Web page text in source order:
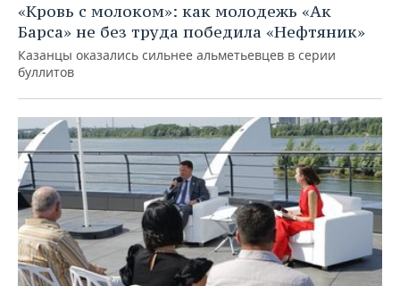
«Кровь с молоком»: как молодежь «Ак
Барса» не без труда победила «Нефтяник»
Казанцы оказались сильнее альметьевцев в серии
буллитов